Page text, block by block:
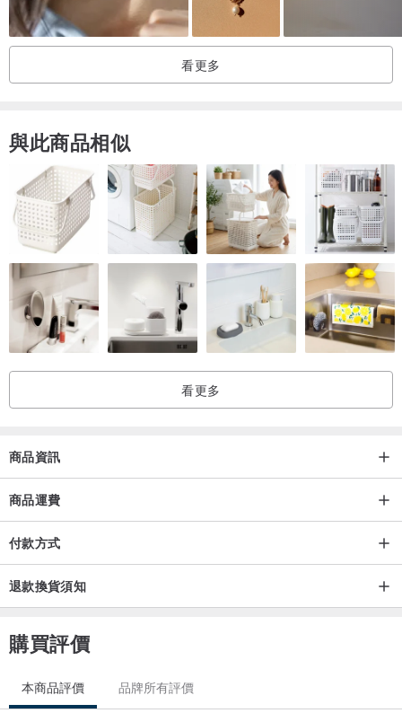
與錫類似，它在
配件領域廣泛用作對金屬過敏較不敏感的材料。
錫（錫）
白色光澤
柔軟且可擴展的金屬
是對過敏和人體幾乎無害的材料。
通過使用一種獨特的材料，該材料在純錫中包含百分之幾的
SILVER（銀），不含鉛或其他合金，它已成為
---------------------------------------------- ----------------
髮貨。如果您指定交貨日期和時間，請在購買時填寫備註欄。
每件作品都是由工匠手工製作的，因此擁擠可能會花費一些時間。
看更多
與此商品相似
看更多
商品資訊
商品運費
付款方式
退款換貨須知
購買評價
本商品評價 品牌所有評價